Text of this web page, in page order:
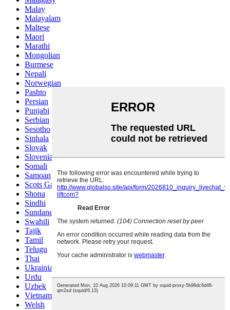
Malay
Malayalam
Maltese
Maori
Marathi
Mongolian
Burmese
Nepali
Norwegian
Pashto
Persian
Punjabi
Serbian
Sesotho
Sinhala
Slovak
Slovenian
Somali
Samoan
Scots Gaelic
Shona
Sindhi
Sundanese
Swahili
Tajik
Tamil
Telugu
Thai
Ukrainian
Urdu
Uzbek
Vietnamese
Welsh